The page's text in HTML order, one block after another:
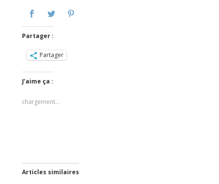
Partager :
Partager
J’aime ça :
chargement…
Articles similaires